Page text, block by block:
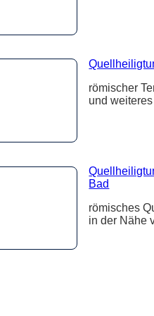
römischer
und
Bad
römisches
in der Nähe